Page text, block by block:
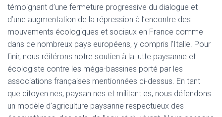
témoignant d’une fermeture progressive du dialogue et
d’une augmentation de la répression à l’encontre des
mouvements écologiques et sociaux en France comme
dans de nombreux pays européens, y compris l’Italie. Pour
finir, nous réitérons notre soutien à la lutte paysanne et
écologiste contre les méga-bassines porté par les
associations françaises mentionnées ci-dessus. En tant
que citoyen.nes, paysan.nes et militant.es, nous défendons
un modèle d’agriculture paysanne respectueux des